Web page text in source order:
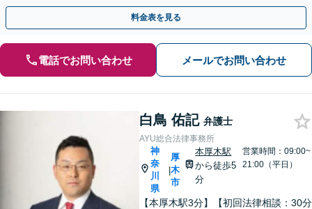
料金表を見る
電話でお問い合わせ メールでお問い合わせ
白鳥 佑記 弁護士
AYU総合法律事務所
神
奈
川
県
|
厚
木
市
本厚木駅
から徒歩5
分
営業時間：09:00~
21:00（平日）
【本厚木駅3分】【初回法律相談：30分